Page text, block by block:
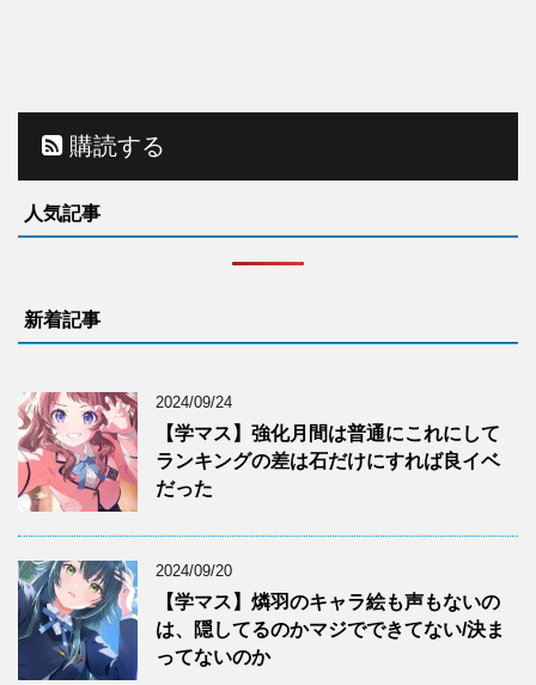
購読する
人気記事
新着記事
2024/09/24
【学マス】強化月間は普通にこれにして
ランキングの差は石だけにすれば良イベ
だった
2024/09/20
【学マス】燐羽のキャラ絵も声もないの
は、隠してるのかマジでできてない/決ま
ってないのか